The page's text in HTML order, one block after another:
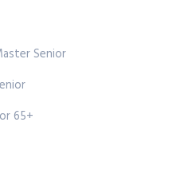
Senior
65+